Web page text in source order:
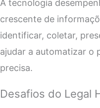
A tecnologia
crescente de
identificar, coletar,
ajudar a automatizar o
precisa.
Desafios do Legal